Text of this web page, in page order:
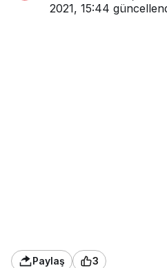
2021, 15:44
Paylaş 3